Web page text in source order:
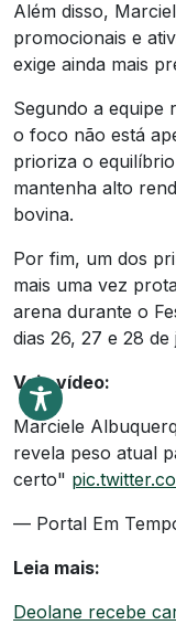
Além disso,
promocionais e
exige ainda mais
Segundo a equipe
o foco não está
prioriza o
mantenha alto
bovina.
Por fim, um dos
mais uma vez
arena durante o
dias 26, 27 e 28
Veja vídeo:
Marciele
revela peso atual
certo"
— Portal Em
Leia mais:
Deolane recebe